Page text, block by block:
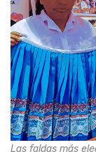
Las faldas más